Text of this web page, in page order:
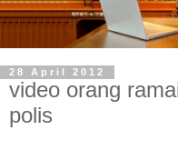
28 April 2012
video orang
polis